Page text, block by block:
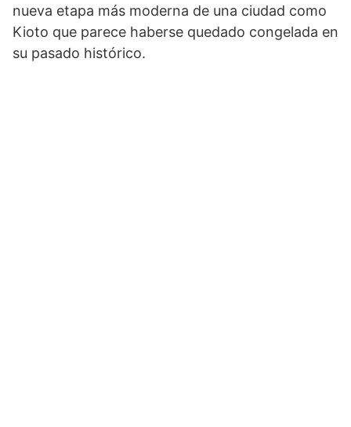
nueva etapa más moderna de una ciudad como
Kioto que parece haberse quedado congelada en
su pasado histórico.